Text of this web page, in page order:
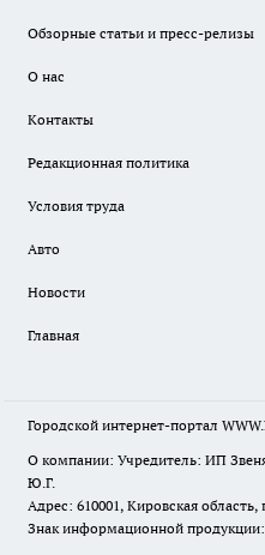
Обзорные статьи и пресс-релизы
О нас
Контакты
Редакционная политика
Условия труда
Авто
Новости
Главная
Городской интернет-портал
О компании: Учредитель: ИП
Ю.Г.
Адрес: 610001, Кировская
Знак информационной продукции: